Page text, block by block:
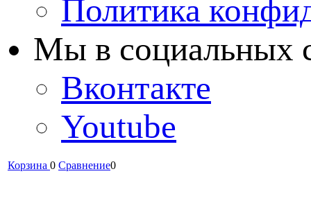
Политика
Мы в cоциальных
Вконтакте
Youtube
Корзина 0 Сравнение0